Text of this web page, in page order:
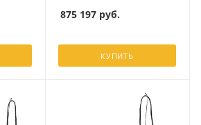
875 197 руб.
КУПИТЬ